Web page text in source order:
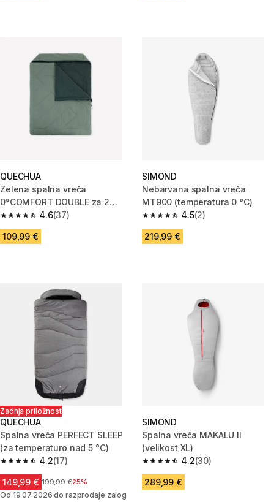
QUECHUA
Zelena spalna vreča
0°COMFORT DOUBLE za 2
osebi
4.6
4.6 od 5 zvezdic from 37 ocene
(37)
109,99 €
SIMOND
Nebarvana spalna vreča
MT900 (temperatura 0 °C)
4.5
4.5 od 5 zvezdic from 2 ocene
(2)
219,99 €
Zadnja priložnost
QUECHUA
Spalna vreča PERFECT SLEEP
(za temperaturo nad 5 °C)
4.2
4.2 od 5 zvezdic from 17 ocene
(17)
149,99 € Cena pred znižanjem
199,99 €25%
Od 19.07.2026 do razprodaje zalog
SIMOND
Spalna vreča MAKALU II
(velikost XL)
4.2
4.2 od 5 zvezdic from 30 ocene
(30)
289,99 €